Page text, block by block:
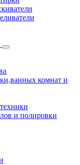
комнат и
и полировки